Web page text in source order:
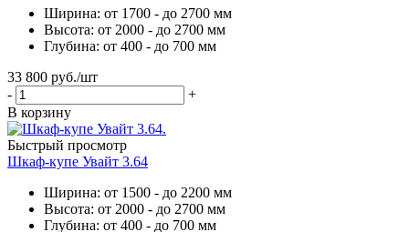
Ширина: от 1700 - до 2700 мм
Высота: от 2000 - до 2700 мм
Глубина: от 400 - до 700 мм
33 800 руб./шт
-
+
В корзину
Быстрый просмотр
Шкаф-купе Увайт 3.64
Ширина: от 1500 - до 2200 мм
Высота: от 2000 - до 2700 мм
Глубина: от 400 - до 700 мм